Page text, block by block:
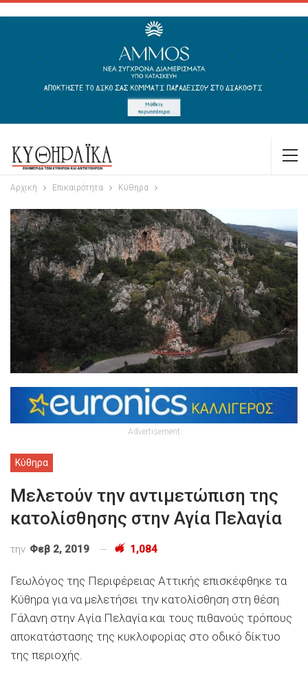
Αρχική Επικαιρότητα Κύθηρα
Advertisement
Κύθηρα
Μελετούν την αντιμετώπιση της
κατολίσθησης στην Αγία Πελαγία
την Φεβ 2, 2019 1,084
Γεωλόγος της Περιφέρειας Αττικής επισκέφθηκε τα
Κύθηρα για να μελετήσει την κατολίσθηση στη θέση
Γάλανη στην Αγία Πελαγία και τους πιθανούς τρόπους
αποκατάστασης της κυκλοφορίας στο οδικό δίκτυο
της περιοχής.